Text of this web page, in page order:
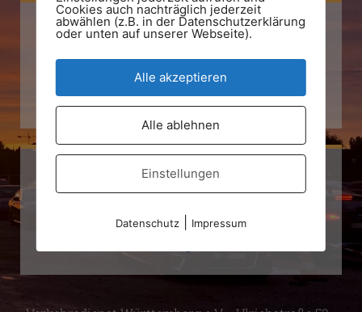
Facebook
Verkehrsdienst Württemberg e.V.
Instagram
Cookies auch nachträglich jederzeit
abwählen (z.B. in der Datenschutzerklärung
oder unten auf unserer Webseite).
Alle akzeptieren
Alle ablehnen
Einstellungen
Datenschutz| Impressum